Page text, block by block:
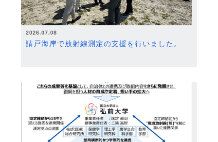
2026.07.08
請戸海岸で放射線測定の支援を行いました。